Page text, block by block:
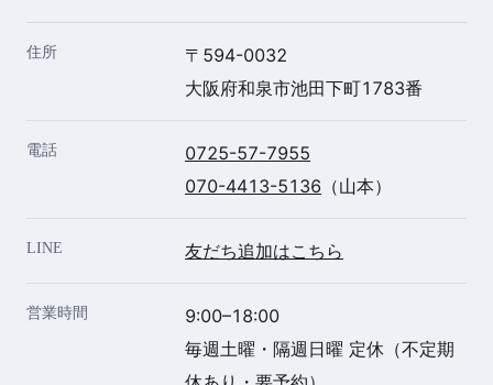
住所
〒594-0032
大阪府和泉市池田下町1783番
電話
0725-57-7955
070-4413-5136 （山本）
LINE 友だち追加はこちら
営業時間
9:00–18:00
毎週土曜・隔週日曜 定休（不定期